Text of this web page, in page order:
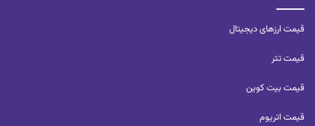
قیمت ارزهای دیجیتال
قیمت تتر
قیمت بیت کوین
قیمت اتریوم